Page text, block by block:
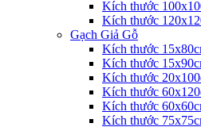
Kích thước
Kích thước
Gạch Giả Gỗ
Kích thước
Kích thước
Kích thước
Kích thước
Kích thước
Kích thước